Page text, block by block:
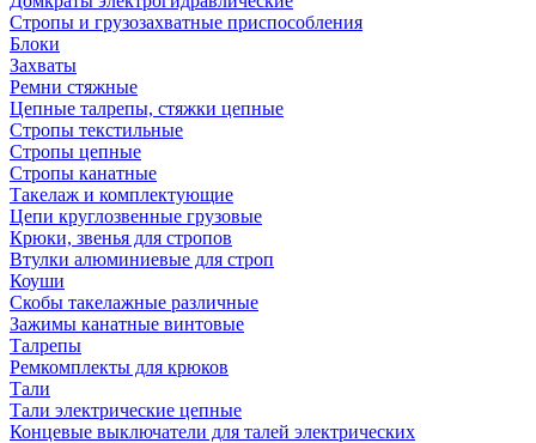
Стропы и грузозахватные приспособления
Блоки
Захваты
Ремни стяжные
Цепные талрепы, стяжки цепные
Стропы текстильные
Стропы цепные
Стропы канатные
Такелаж и комплектующие
Цепи круглозвенные грузовые
Крюки, звенья для стропов
Втулки алюминиевые для строп
Коуши
Скобы такелажные различные
Зажимы канатные винтовые
Талрепы
Ремкомплекты для крюков
Тали
Тали электрические цепные
Концевые выключатели для талей электрических